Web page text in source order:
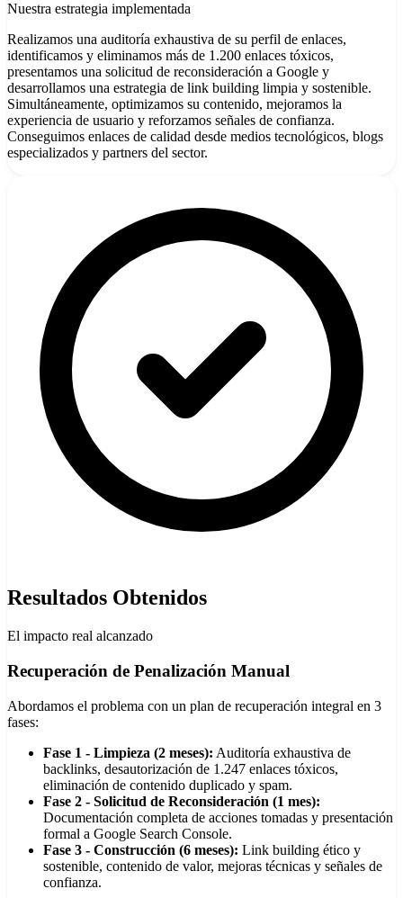
Nuestra estrategia implementada
Realizamos una auditoría exhaustiva de su perfil de enlaces,
identificamos y eliminamos más de 1.200 enlaces tóxicos,
presentamos una solicitud de reconsideración a Google y
desarrollamos una estrategia de link building limpia y sostenible.
Simultáneamente, optimizamos su contenido, mejoramos la
experiencia de usuario y reforzamos señales de confianza.
Conseguimos enlaces de calidad desde medios tecnológicos, blogs
especializados y partners del sector.
Resultados Obtenidos
El impacto real alcanzado
Recuperación de Penalización Manual
Abordamos el problema con un plan de recuperación integral en 3
fases:
Fase 1 - Limpieza (2 meses): Auditoría exhaustiva de
backlinks, desautorización de 1.247 enlaces tóxicos,
eliminación de contenido duplicado y spam.
Fase 2 - Solicitud de Reconsideración (1 mes):
Documentación completa de acciones tomadas y presentación
formal a Google Search Console.
Fase 3 - Construcción (6 meses): Link building ético y
sostenible, contenido de valor, mejoras técnicas y señales de
confianza.